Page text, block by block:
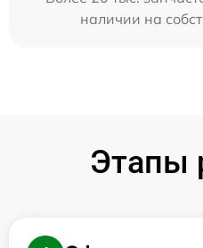
наличии на
Этапы